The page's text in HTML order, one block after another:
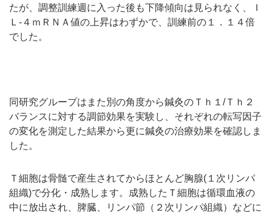
たが、調整訓練週に入った後も下降傾向は見られなく、Ｉ
Ｌ-４ｍＲＮＡ値の上昇はわずかで、訓練前の１．１４倍
でした。
同研究グループはまた別の角度から鍼灸のＴｈ１/Ｔｈ２
バランスに対する調節効果を実験し、それぞれの転写因子
の変化を測定した結果から更に鍼灸の治療効果を確認しま
した。
Ｔ細胞は骨髄で産生されてからほとんど胸腺(１次リンパ
組織)で分化・成熟します。成熟したＴ細胞は循環血液の
中に放出され、脾臓、リンパ節（２次リンパ組織）などに